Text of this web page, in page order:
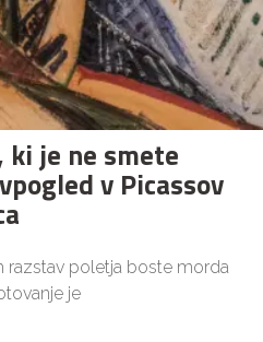
ki je ne smete
v Picassov
razstav poletja boste morda
je